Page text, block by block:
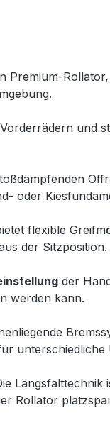
Premium-
und
oder
flexible
der
der
werden kann.
unterschiedliche
Längsfalttechnik
Rollator